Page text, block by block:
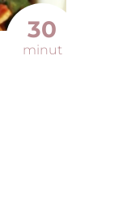
30
minut